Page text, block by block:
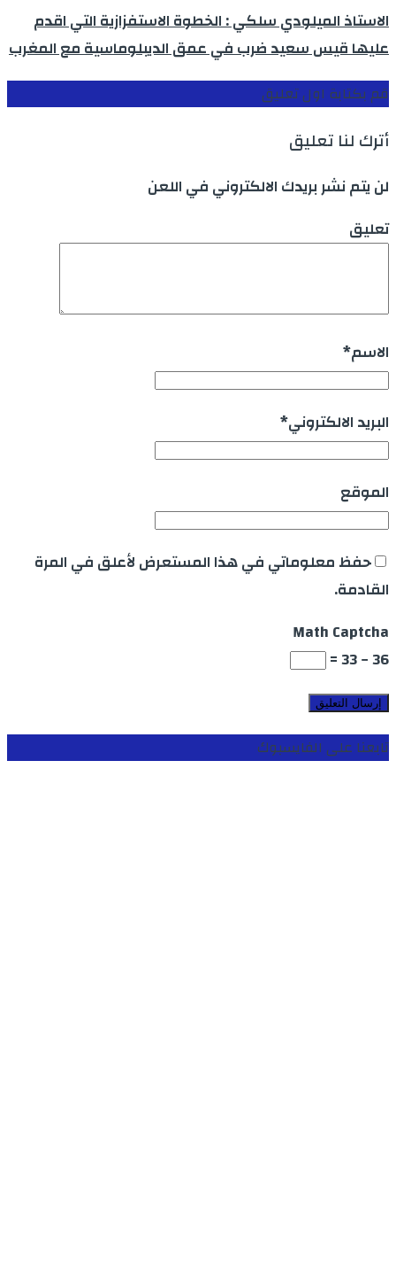
الاستاذ الميلودي سلكي : الخطوة الاستفزازية التي اقدم
عليها قيس سعيد ضرب في عمق الديبلوماسية مع المغرب
قم بكتابة اول تعليق
أترك لنا تعليق
لن يتم نشر بريدك الالكتروني في اللعن
تعليق
الاسم*
البريد الالكتروني*
الموقع
حفظ معلوماتي في هذا المستعرض لأعلق في المرة
القادمة.
Math Captcha
36 − 33 =
تابعنا على الفايسبوك